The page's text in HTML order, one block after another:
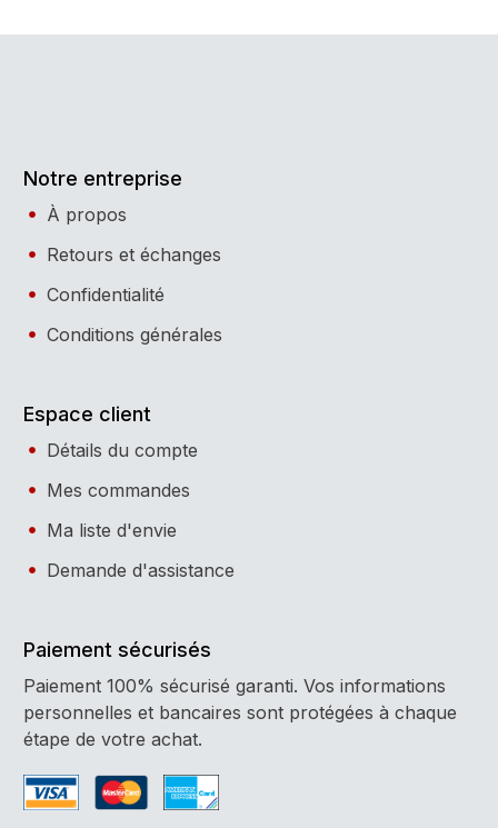
Notre entreprise
À propos
Retours et échanges
Confidentialité
Conditions générales
Espace client
Détails du compte
Mes commandes
Ma liste d'envie
Demande d'assistance
Paiement sécurisés
Paiement 100% sécurisé garanti. Vos informations
personnelles et bancaires sont protégées à chaque
étape de votre achat.